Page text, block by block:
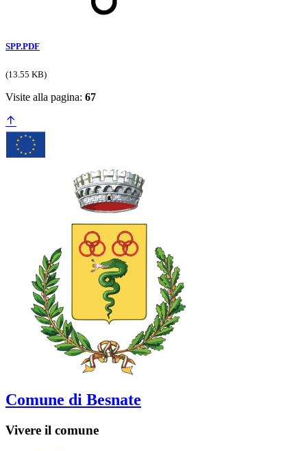
SPP.PDF
(13.55 KB)
Visite alla pagina: 67
Comune di Besnate
Vivere il comune